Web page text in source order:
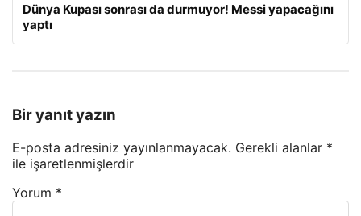
Dünya Kupası sonrası da durmuyor! Messi yapacağını
yaptı
Bir yanıt yazın
E-posta adresiniz yayınlanmayacak. Gerekli alanlar *
ile işaretlenmişlerdir
Yorum *